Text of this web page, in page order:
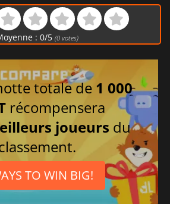
: 0/5 (0votes)
totale de 1 000
récompensera
joueurs du
TO WIN BIG!